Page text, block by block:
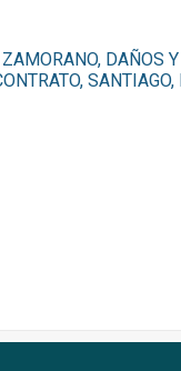
DAÑOS